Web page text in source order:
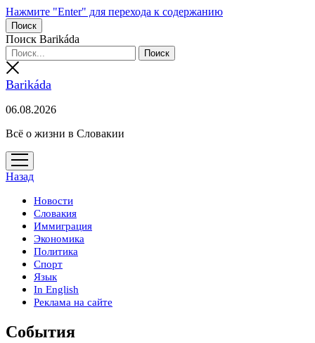
Нажмите "Enter" для перехода к содержанию
Поиск
Поиск Barikáda
Barikáda
06.08.2026
Всё о жизни в Словакии
открыть
меню
Назад
Новости
Словакия
Иммиграция
Экономика
Политика
Спорт
Язык
In English
Реклама на сайте
События